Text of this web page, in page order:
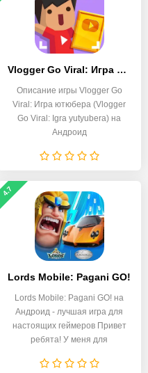
Vlogger Go Viral: Игра ютюбера
Описание игры Vlogger Go
Viral: Игра ютюбера (Vlogger
Go Viral: Igra yutyubera) на
Андроид
4.7
Lords Mobile: Pagani GO!
Lords Mobile: Pagani GO! на
Андроид - лучшая игра для
настоящих геймеров Привет
ребята! У меня для